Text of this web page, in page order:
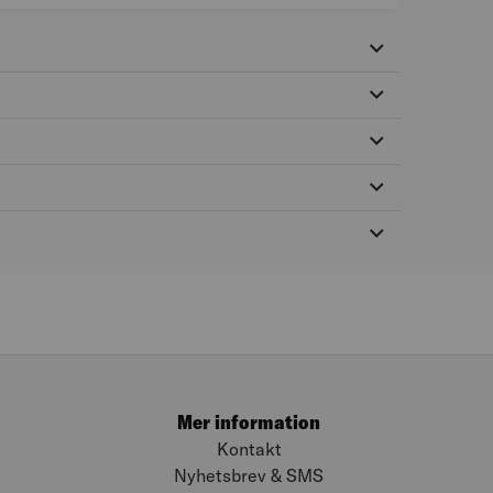
Mer information
Kontakt
Nyhetsbrev & SMS